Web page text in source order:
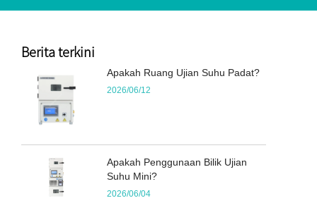
Berita terkini
Apakah Ruang Ujian Suhu Padat?
2026/06/12
Apakah Penggunaan Bilik Ujian
Suhu Mini?
2026/06/04